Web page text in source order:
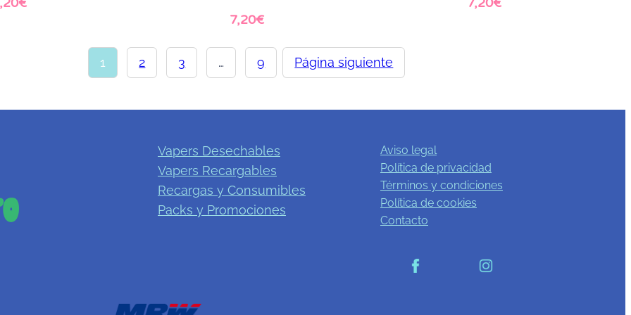
€
7,20€
7,20€
1 2 3 … 9 Página siguiente
Vapers Desechables
Vapers Recargables
Recargas y Consumibles
Packs y Promociones
Aviso legal
Política de privacidad
Términos y condiciones
Política de cookies
Contacto